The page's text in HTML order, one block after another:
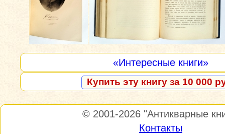
«Интересные книги»
Купить эту книгу за 10 000
© 2001-2026 "Антикварные
Контакты